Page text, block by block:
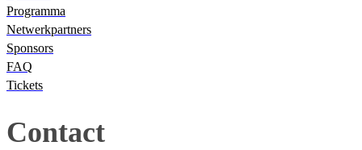
Programma
Netwerkpartners
Sponsors
FAQ
Tickets
Contact